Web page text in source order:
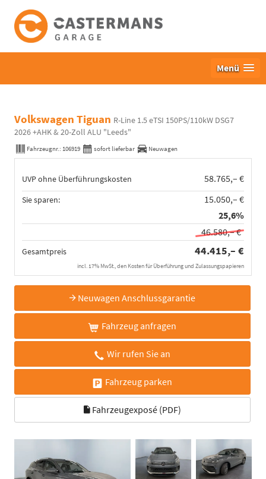
Menü
Volkswagen Tiguan R-Line 1.5 eTSI 150PS/110kW DSG7
2026 +AHK & 20-Zoll ALU "Leeds"
Fahrzeugnr.: 106919 sofort lieferbar Neuwagen
UVP ohne Überführungskosten 58.765,– €
Sie sparen:
15.050,– €
25,6%
46.580,– €
Gesamtpreis 44.415,– €
incl. 17% MwSt., den Kosten für Überführung und Zulassungspapieren
Neuwagen Anschlussgarantie
Fahrzeug anfragen
Wir rufen Sie an
Fahrzeug parken
Fahrzeugexposé (PDF)